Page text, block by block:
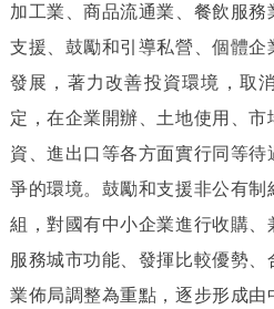
加工業、商品流通業、餐飲服務
支援、鼓勵和引導私營、個體
發展，著力改善投資環境，取
定，在企業開辦、土地使用、
資、進出口等各方面實行同等
爭的環境。鼓勵和支援非公有
組，對國有中小企業進行收購、
服務城市功能、發揮比較優勢
業佈局調整為重點，逐步形成由